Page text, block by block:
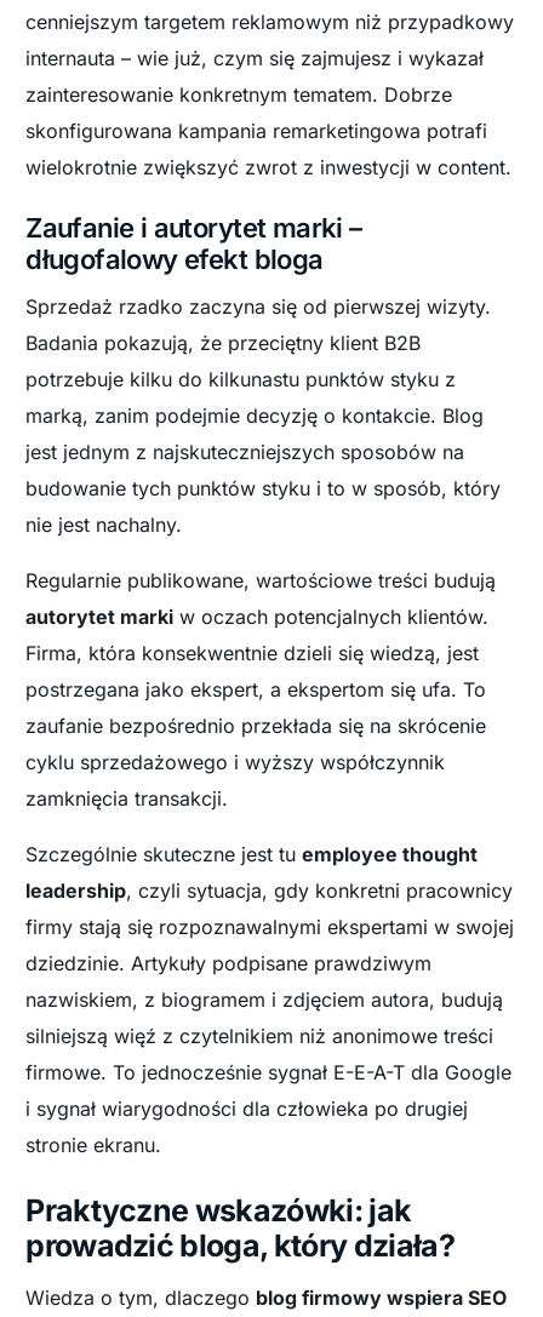
cenniejszym targetem reklamowym niż przypadkowy
internauta – wie już, czym się zajmujesz i wykazał
zainteresowanie konkretnym tematem. Dobrze
skonfigurowana kampania remarketingowa potrafi
wielokrotnie zwiększyć zwrot z inwestycji w content.
Zaufanie i autorytet marki –
długofalowy efekt bloga
Sprzedaż rzadko zaczyna się od pierwszej wizyty.
Badania pokazują, że przeciętny klient B2B
potrzebuje kilku do kilkunastu punktów styku z
marką, zanim podejmie decyzję o kontakcie. Blog
jest jednym z najskuteczniejszych sposobów na
budowanie tych punktów styku i to w sposób, który
nie jest nachalny.
Regularnie publikowane, wartościowe treści budują
autorytet marki w oczach potencjalnych klientów.
Firma, która konsekwentnie dzieli się wiedzą, jest
postrzegana jako ekspert, a ekspertom się ufa. To
zaufanie bezpośrednio przekłada się na skrócenie
cyklu sprzedażowego i wyższy współczynnik
zamknięcia transakcji.
Szczególnie skuteczne jest tuemployee thought
leadership, czyli sytuacja, gdy konkretni pracownicy
firmy stają się rozpoznawalnymi ekspertami w swojej
dziedzinie. Artykuły podpisane prawdziwym
nazwiskiem, z biogramem i zdjęciem autora, budują
silniejszą więź z czytelnikiem niż anonimowe treści
firmowe. To jednocześnie sygnał E-E-A-T dla Google
i sygnał wiarygodności dla człowieka po drugiej
stronie ekranu.
Praktyczne wskazówki: jak
prowadzić bloga, który działa?
Wiedza o tym, dlaczego blog firmowy wspiera SEO